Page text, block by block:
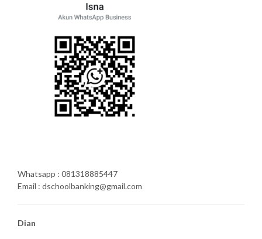
Whatsapp : 081318885447
Email : dschoolbanking@gmail.com
Dian